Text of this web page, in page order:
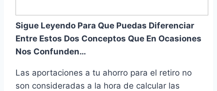
Sigue Leyendo Para Que Puedas Diferenciar
Entre Estos Dos Conceptos Que En Ocasiones
Nos Confunden…
Las aportaciones a tu ahorro para el retiro no
son consideradas a la hora de calcular las